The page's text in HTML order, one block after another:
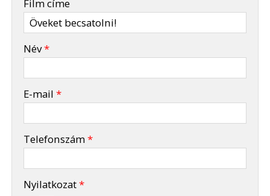
Film címe
Név*
E-mail*
Telefonszám*
Nyilatkozat*